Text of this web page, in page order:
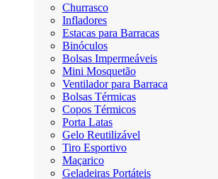
Churrasco
Infladores
Estacas para Barracas
Binóculos
Bolsas Impermeáveis
Mini Mosquetão
Ventilador para Barraca
Bolsas Térmicas
Copos Térmicos
Porta Latas
Gelo Reutilizável
Tiro Esportivo
Maçarico
Geladeiras Portáteis